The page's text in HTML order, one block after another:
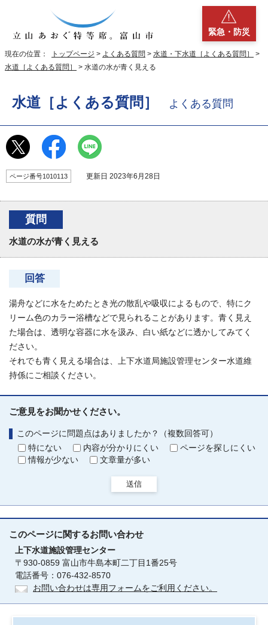
緊急・防災
現在の位置： トップページ > よくある質問 > 水道・下水道［よくある質問］
>
水道［よくある質問］
> 水道の水が青く見える
水道［よくある質問］ よくある質問
ページ番号1010113 更新日 2023年6月28日
質問
水道の水が青く見える
回答
湯舟などに水をためたとき光の散乱や吸収によるもので、特にク
リーム色のカラー浴槽などで見られることがあります。青く見え
た場合は、透明な容器に水を汲み、白い紙などに透かしてみてく
ださい。
それでも青く見える場合は、上下水道局施設管理センター水道維
持係にご相談ください。
ご意見をお聞かせください。
このページに問題点はありましたか？（複数回答可）
特にない
内容が分かりにくい
ページを探しにくい
情報が少ない
文章量が多い
送信
このページに関するお問い合わせ
上下水道施設管理センター
〒930-0859 富山市牛島本町二丁目1番25号
電話番号：076-432-8570
お問い合わせは専用フォームをご利用ください。